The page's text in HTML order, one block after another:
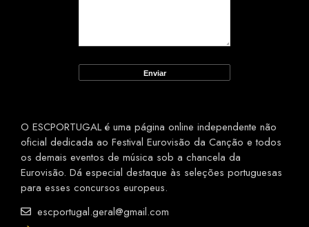
O ESCPORTUGAL é uma página online independente não
oficial dedicada ao Festival Eurovisão da Canção e todos
os demais eventos de música sob a chancela da
Eurovisão. Dá especial destaque às seleções portuguesas
para esses concursos europeus.
escportugal.geral@gmail.com